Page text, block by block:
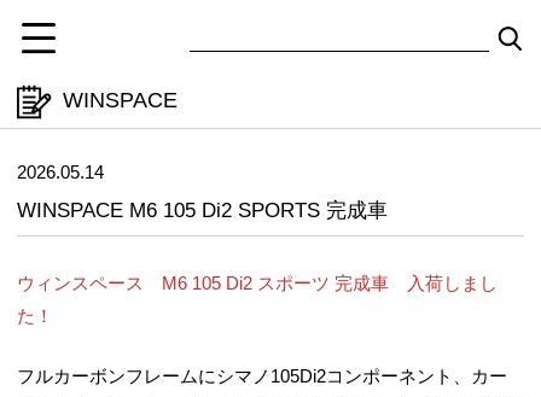
WINSPACE
2026.05.14
WINSPACE M6 105 Di2 SPORTS 完成車
ウィンスペース M6 105 Di2 スポーツ 完成車 入荷しまし
た！
フルカーボンフレームにシマノ105Di2コンポーネント、カー